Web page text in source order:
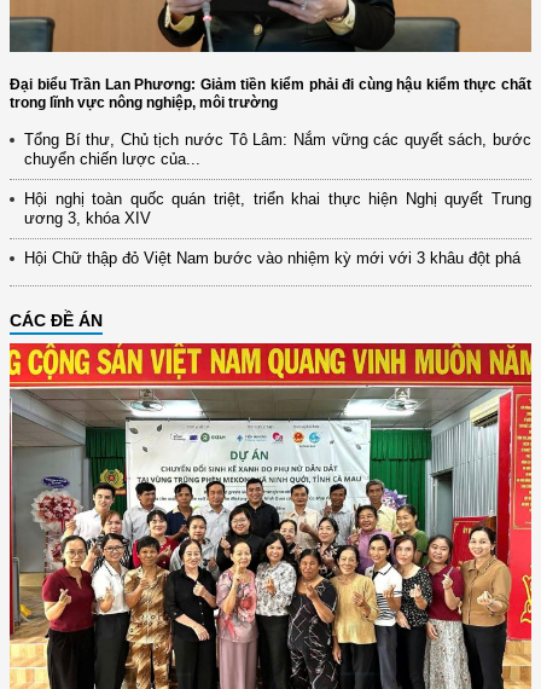
Đại biểu Trần Lan Phương: Giảm tiền kiểm phải đi cùng hậu kiểm thực chất
trong lĩnh vực nông nghiệp, môi trường
Tổng Bí thư, Chủ tịch nước Tô Lâm: Nắm vững các quyết sách, bước
chuyển chiến lược của...
Hội nghị toàn quốc quán triệt, triển khai thực hiện Nghị quyết Trung
ương 3, khóa XIV
Hội Chữ thập đỏ Việt Nam bước vào nhiệm kỳ mới với 3 khâu đột phá
CÁC ĐỀ ÁN